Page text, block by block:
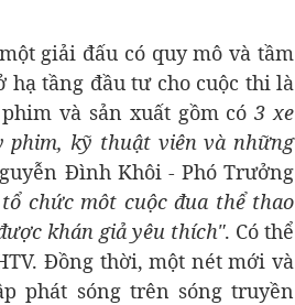
giải đấu có quy mô và tầm
hạ tầng đầu tư cho cuộc thi là
và sản xuất gồm có3 xe
phim, kỹ thuật viên và những
Đình Khôi - Phó Trưởng
chức môt cuộc đua thể thao
khán giả yêu thích". Có thể
Đồng thời, một nét mới và
phát sóng trên sóng truyền